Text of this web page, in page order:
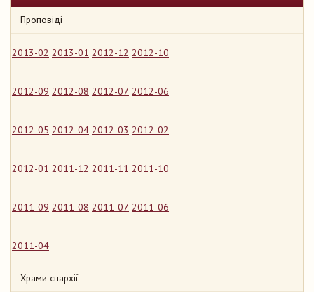
Проповіді
2013-02 2013-01 2012-12 2012-10
2012-09 2012-08 2012-07 2012-06
2012-05 2012-04 2012-03 2012-02
2012-01 2011-12 2011-11 2011-10
2011-09 2011-08 2011-07 2011-06
2011-04
Храми єпархії